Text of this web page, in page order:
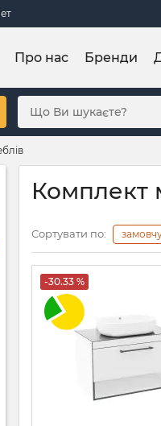
Про нас Бренди
Комплект
Сортувати по:
-30.33 %